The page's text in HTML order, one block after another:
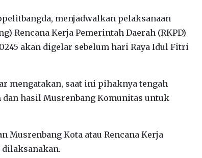
menjadwalkan pelaksanaan
Rencana Kerja Pemerintah Daerah (RKPD)
akan digelar sebelum hari Raya Idul Fitri
mengatakan, saat ini pihaknya tengah
hasil Musrenbang Komunitas untuk
Musrenbang Kota atau Rencana Kerja
dilaksanakan.